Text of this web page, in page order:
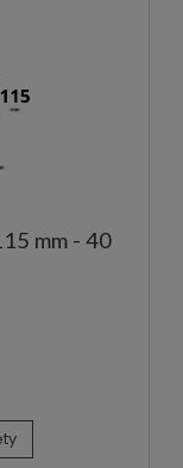
mm - 40